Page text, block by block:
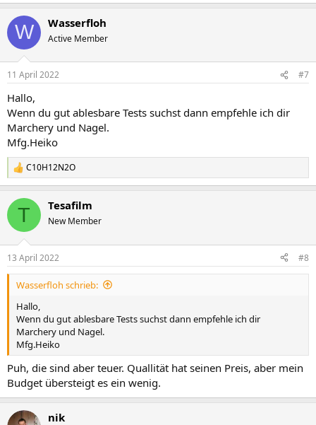
W Wasserfloh
Active Member
11 April 2022 #7
Hallo,
Wenn du gut ablesbare Tests suchst dann empfehle ich dir
Marchery und Nagel.
Mfg.Heiko
R
e
k
i
e
n
C10H12N2O
T Tesafilm
New Member
13 April 2022 #8
Wasserfloh schrieb:
Hallo,
Wenn du gut ablesbare Tests suchst dann empfehle ich dir
Marchery und Nagel.
Mfg.Heiko
Puh, die sind aber teuer. Quallität hat seinen Preis, aber mein
Budget übersteigt es ein wenig.
nik